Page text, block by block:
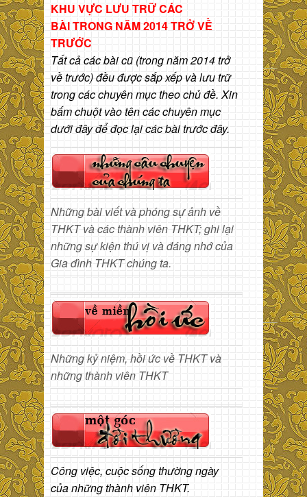
KHU VỰC LƯU TRỮ CÁC
BÀITRONG NĂM 2014 TRỞ VỀ
TRƯỚC
Tất cả các bài cũ (trong năm 2014 trở
về trước) đều được sắp xếp và lưu trữ
trong các chuyên mục theo chủ đề. Xin
bấm chuột vào tên các chuyên mục
dưới đây để đọc lại các bài trước đây.
Những bài viết và phóng sự ảnh về
THKT và các thành viên THKT; ghi lại
những sự kiện thú vị và đáng nhớ của
Gia đình THKT chúng ta.
Những kỷ niệm, hồi ức về THKT và
những thành viên THKT
Công việc, cuộc sống thường ngày
của những thành viên THKT.